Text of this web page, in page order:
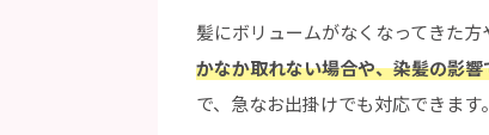
髪にボリュームがなくなってきた
かなか取れない場合や、染髪の影
で、急なお出掛けでも対応できます。